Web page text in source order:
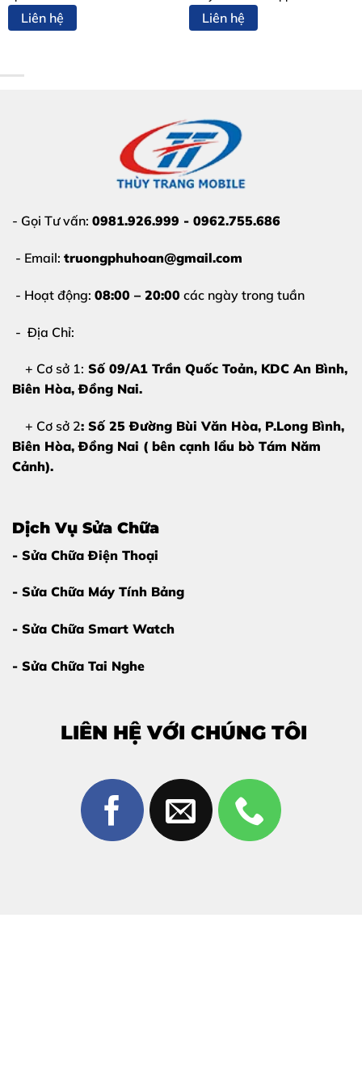
dung hiển thị, khiến bạn không thể đọc tin nhắn hoặc
2. Nguyên nhân khiến Samsung Galaxy
S22 FE bị hỏng màn hình
Việc hiểu rõ nguyên nhân sẽ giúp bạn có cách bảo quản
máy tốt hơn sau khi sửa chữa. Thông thường, lỗi này đến
vật nặng đè lên làm đứt cổ cáp hoặc tổn thương tấm
Xung đột phần mềm:
Dù hiếm gặp nhưng một số lỗi
cập nhật hệ điều hành cũng có thể gây ra hiện tượng
Môi trường ẩm ướt:Máy bị vào nước hoặc sử dụng
trong môi trường độ ẩm cao lâu ngày làm oxy hóa
các mạch điện bên trong.
Liên hệ Liên hệ
- Gọi Tư vấn: 0981.926.999 - 0962.755.686
- Email: truongphuhoan@gmail.com
- Hoạt động: 08:00 – 20:00 các ngày trong tuần
- Địa Chỉ:
+ Cơ sở 1: Số 09/A1 Trần Quốc Toản, KDC An Bình,
Biên Hòa, Đồng Nai.
+ Cơ sở 2: Số 25 Đường Bùi Văn Hòa, P.Long Bình,
Biên Hòa, Đồng Nai ( bên cạnh lẩu bò Tám Năm
Cảnh).
Dịch Vụ Sửa Chữa
- Sửa Chữa Điện Thoại
- Sửa Chữa Máy Tính Bảng
- Sửa Chữa Smart Watch
- Sửa Chữa Tai Nghe
LIÊN HỆ VỚI CHÚNG TÔI